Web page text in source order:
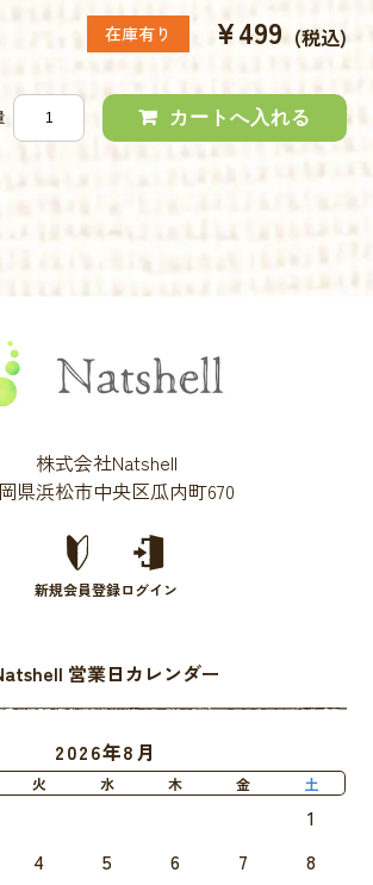
在庫有り ¥499 (税込)
株式会社Natshell
県浜松市中央区瓜内町670
新規会員登録ログイン
営業日カレンダー
2026年8月
火 水 木 金 土
1
4 5 6 7
8